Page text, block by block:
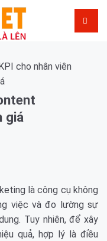
cho nhân viên
giá
là công cụ không
việc và đo lường sự
Tuy nhiên, để xây
quả, hợp lý là điều